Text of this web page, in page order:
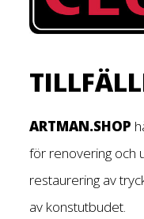
ARTMAN.SHOP
för renovering och
restaurering av
av konstutbudet.